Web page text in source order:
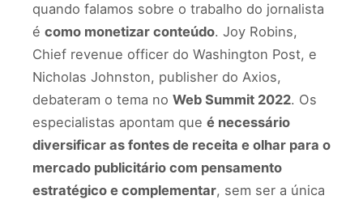
quando falamos sobre o trabalho do jornalista
é como monetizar conteúdo. Joy Robins,
Chief revenue officer do Washington Post, e
Nicholas Johnston, publisher do Axios,
debateram o tema no Web Summit 2022. Os
especialistas apontam que é necessário
diversificar as fontes de receita e olhar para o
mercado publicitário com pensamento
estratégico e complementar, sem ser a única